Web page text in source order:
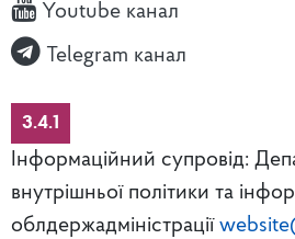
Youtube канал
Telegram канал
3.4.1
Інформаційний супровід:
внутрішньої політики та
облдержадміністрації